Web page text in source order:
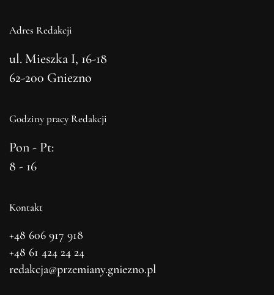
Adres Redakcji
ul. Mieszka I, 16-18
62-200 Gniezno
Godziny pracy Redakcji
Pon - Pt:
8 - 16
Kontakt
+48 606 917 918
+48 61 424 24 24
redakcja@przemiany.gniezno.pl